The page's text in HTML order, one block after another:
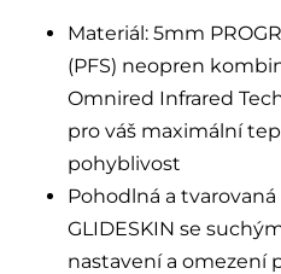
Materiál: 5mm
(PFS) neopren
Omnired Infrared
pro váš maximální
pohyblivost
Pohodlná a
GLIDESKIN se
nastavení a omezení